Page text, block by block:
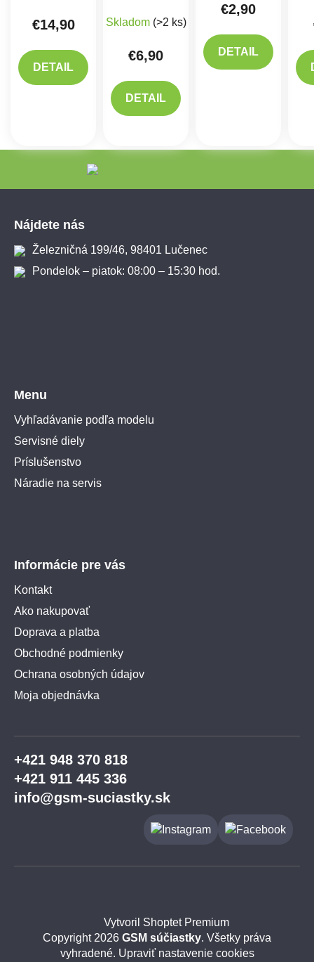
€14,90
DETAIL
Skladom (>2 ks)
€6,90
DETAIL
€2,90
DETAIL
Nájdete nás
Železničná 199/46, 98401 Lučenec
Pondelok – piatok: 08:00 – 15:30 hod.
Menu
Vyhľadávanie podľa modelu
Servisné diely
Príslušenstvo
Náradie na servis
Informácie pre vás
Kontakt
Ako nakupovať
Doprava a platba
Obchodné podmienky
Ochrana osobných údajov
Moja objednávka
+421 948 370 818
+421 911 445 336
info@gsm-suciastky.sk
Vytvoril Shoptet Premium
Copyright 2026 GSM súčiastky. Všetky práva
vyhradené. Upraviť nastavenie cookies